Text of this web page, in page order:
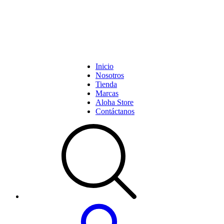
Inicio
Nosotros
Tienda
Marcas
Aloha Store
Contáctanos